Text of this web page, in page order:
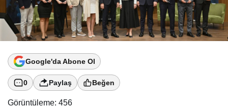
Google'da Abone Ol
0 Paylaş Beğen
Görüntüleme: 456